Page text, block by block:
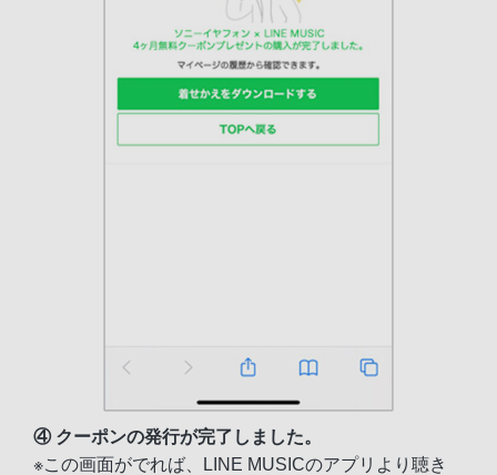
④ クーポンの発行が完了しました。
※この画面がでれば、LINE MUSICのアプリより聴き